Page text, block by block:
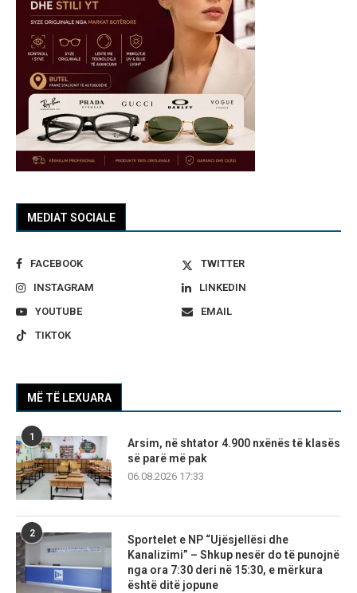
MEDIAT SOCIALE
FACEBOOK
TWITTER
INSTAGRAM
LINKEDIN
YOUTUBE
EMAIL
TIKTOK
MË TË LEXUARA
1
Arsim, në shtator 4.900 nxënës të klasës
së parë më pak
06.08.2026 17:33
2
Sportelet e NP “Ujësjellësi dhe
Kanalizimi” – Shkup nesër do të punojnë
nga ora 7:30 deri në 15:30, e mërkura
është ditë jopune